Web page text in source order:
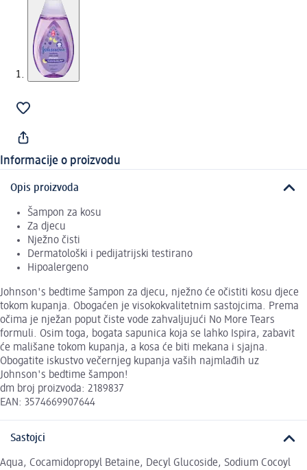
Informacije o proizvodu
Opis proizvoda
Šampon za kosu
Za djecu
Nježno čisti
Dermatološki i pedijatrijski testirano
Hipoalergeno
Johnson's bedtime šampon za djecu, nježno će očistiti kosu djece
tokom kupanja. Obogaćen je visokokvalitetnim sastojcima. Prema
očima je nježan poput čiste vode zahvaljujući No More Tears
formuli. Osim toga, bogata sapunica koja se lahko Ispira, zabavit
će mališane tokom kupanja, a kosa će biti mekana i sjajna.
Obogatite iskustvo večernjeg kupanja vaših najmlađih uz
Johnson's bedtime šampon!
dm broj proizvoda: 2189837
EAN: 3574669907644
Sastojci
Aqua, Cocamidopropyl Betaine, Decyl Glucoside, Sodium Cocoyl